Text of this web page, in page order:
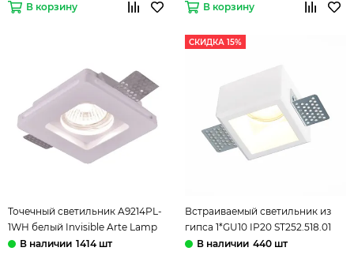
В корзину В корзину
Точечный светильник A9214PL-
1WH белый Invisible Arte Lamp
1414 шт
СКИДКА 15%
Встраиваемый светильник из
гипса 1*GU10 IP20 ST252.518.01
белый Gypsum ST-Luce
440 шт